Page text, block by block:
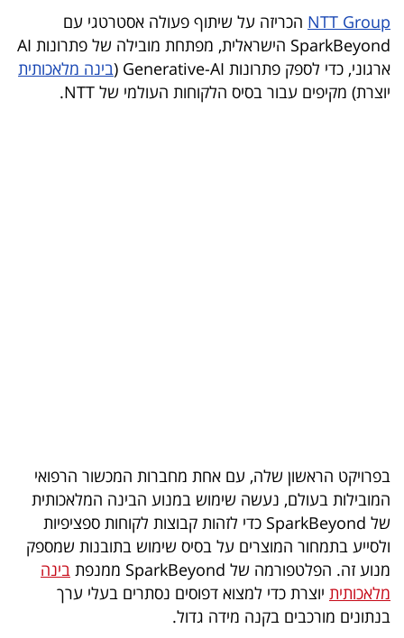
ספורט
קריירה
ולימודים
המילון
הכלכלי
פודקאסט
40
UNDER
NTT Group הכריזה על שיתוף פעולה אסטרטגי עם
SparkBeyond הישראלית, מפתחת מובילה של פתרונות AI
ארגוני, כדי לספק פתרונות Generative-AI (
בינה מלאכותית
יוצרת) מקיפים עבור בסיס הלקוחות העולמי של NTT.
בפרויקט הראשון שלה, עם אחת מחברות המכשור הרפואי
המובילות בעולם, נעשה שימוש במנוע הבינה המלאכותית
של SparkBeyond כדי לזהות קבוצות לקוחות ספציפיות
ולסייע בתמחור המוצרים על בסיס שימוש בתובנות שמספק
מנוע זה. הפלטפורמה של SparkBeyond ממנפת
בינה
מלאכותית יוצרת כדי למצוא דפוסים נסתרים בעלי ערך
בנתונים מורכבים בקנה מידה גדול.